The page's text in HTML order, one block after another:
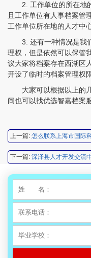
2. 工作单位的所在地的
且工作单位有人事档案管
工作单位所在地的人才中
3. 还有一种情况是我们
理权，但是依然可以保管
议大家将档案存在西湖区
开设了临时的档案管理权
大家可以根据以上的几
间也可以找优选智嘉档案
上一篇: 怎么联系上海市国际
下一篇: 深泽县人才开发交流
程女士 134****3518
王小姐 181****2354
陈先生 158****3306
李先生 137****1923
程女士 136****3253
陈先生 189****1098
李先生 135****3338
程女士 134****3518
陈先生 158****3306
李先生 137****1923